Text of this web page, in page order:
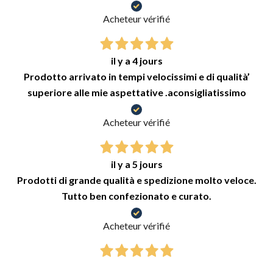
Acheteur vérifié
il y a 4 jours
Prodotto arrivato in tempi velocissimi e di qualità’
superiore alle mie aspettative .aconsigliatissimo
Acheteur vérifié
il y a 5 jours
Prodotti di grande qualità e spedizione molto veloce.
Tutto ben confezionato e curato.
Acheteur vérifié